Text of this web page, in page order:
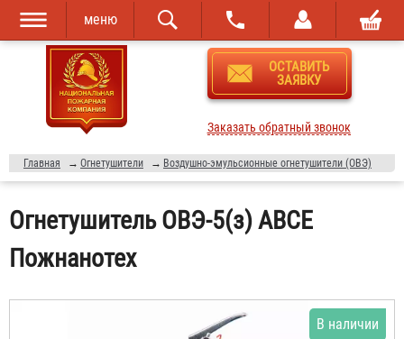
Перейти к
основному
содержанию
Skip to
navigation
меню
ОСТАВИТЬ
ЗАЯВКУ
Заказать обратный звонок
Главная → Огнетушители → Воздушно-эмульсионные огнетушители (ОВЭ)
Огнетушитель ОВЭ-5(з) АВСЕ
Пожнанотех
В наличии